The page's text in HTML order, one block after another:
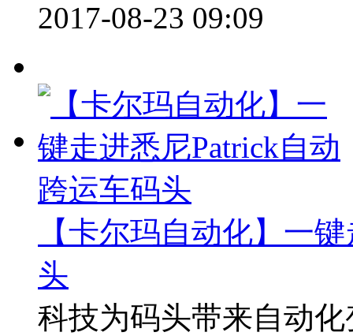
2017-08-23 09:09
【卡尔玛自动化】一
头
科技为码头带来自动